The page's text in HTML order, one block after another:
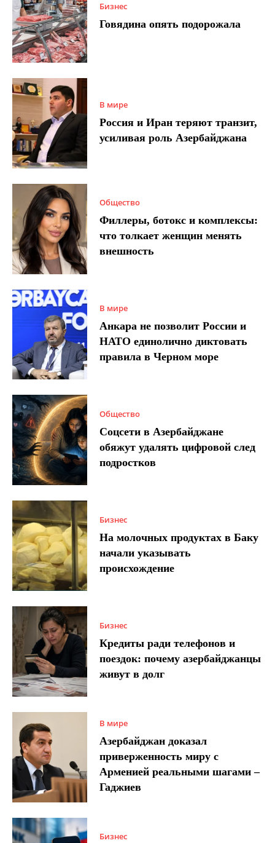
Бизнес
Говядина опять подорожала
В мире
Россия и Иран теряют транзит,
усиливая роль Азербайджана
Общество
Филлеры, ботокс и комплексы:
что толкает женщин менять
внешность
В мире
Анкара не позволит России и
НАТО единолично диктовать
правила в Черном море
Общество
Соцсети в Азербайджане
обяжут удалять цифровой след
подростков
Бизнес
На молочных продуктах в Баку
начали указывать
происхождение
Бизнес
Кредиты ради телефонов и
поездок: почему азербайджанцы
живут в долг
В мире
Азербайджан доказал
приверженность миру с
Арменией реальными шагами –
Гаджиев
Бизнес